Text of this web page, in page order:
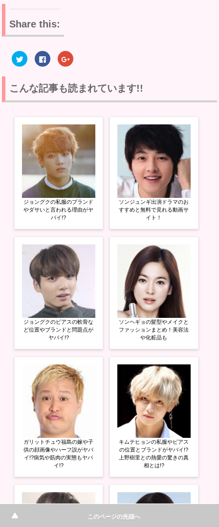
Share this:
ク
リ
て
T
w
i
共
新
ウ
ン
ド
ウ
で
開
す
F
a
o
o
k
で
る
に
は
リ
ッ
ク
し
て
く
だ
さ
い
(
新
し
い
ウ
ド
ウ
で
開
き
ま
す
ク
リ
し
て
G
o
o
+
で
共
有
(
新
し
い
ウ
ィ
ン
ウ
で
開
す
こんな記事も読まれています!!
ジョングクの私服のブランド
やダサいと言われる理由がヤ
バイ!?
ジョングクのピアスの軟骨な
ど位置やブランドと問題点が
ヤバイ!?
ガリットチュウ福島の嫁や子
供の顔画像やハーフ説がヤバ
イ!?病気や筋肉の実態もヤバ
イ!?
ソンジュンギ出演ドラマのお
すすめと無料で見れる動画サ
イト！
ソンヘギョの髪型やメイクと
ファッションまとめ！美容法
や化粧品も
キムテヒョンの私服やピアス
の位置とブランドがヤバイ!?
上野樹里との熱愛の驚きの真
相とは!?
このページの先頭へ